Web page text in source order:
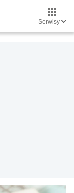
Serwisy